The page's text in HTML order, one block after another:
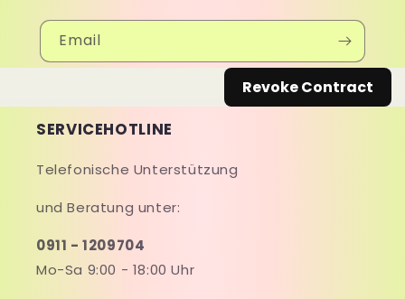
Email
Revoke Contract
SERVICEHOTLINE
Telefonische Unterstützung
und Beratung unter:
0911 - 1209704
Mo-Sa 9:00 - 18:00 Uhr